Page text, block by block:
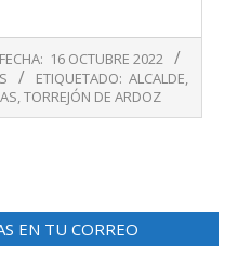
FECHA: 16 OCTUBRE 2022
ETIQUETADO: ALCALDE,
,TORREJÓN DE ARDOZ
EN TU CORREO